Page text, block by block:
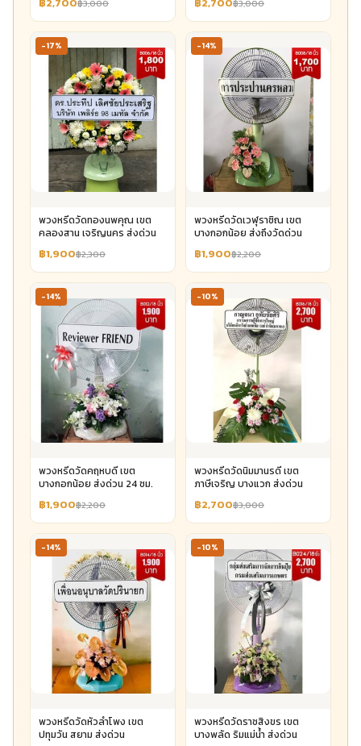
฿3,000 ฿3,000
-17%
พวงหรีดวัดทองนพคุณ เขต
คลองสาน เจริญนคร ส่งด่วน
฿1,900฿2,300
-14%
พวงหรีดวัดเวฬุราชิณ เขต
บางกอกน้อย ส่งถึงวัดด่วน
฿1,900฿2,200
-14%
พวงหรีดวัดคฤหบดี เขต
บางกอกน้อย ส่งด่วน 24 ชม.
฿1,900฿2,200
-10%
พวงหรีดวัดนิมมานรดี เขต
ภาษีเจริญ บางแวก ส่งด่วน
฿2,700฿3,000
-14%
พวงหรีดวัดหัวลำโพง เขต
ปทุมวัน สยาม ส่งด่วน
-10%
พวงหรีดวัดราชสิงขร เขต
บางพลัด ริมแม่น้ำ ส่งด่วน